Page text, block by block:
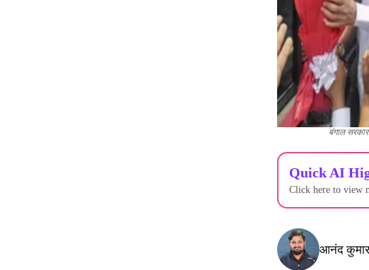
बंगाल
Quick AI
Click here to view
आनंद कुमार